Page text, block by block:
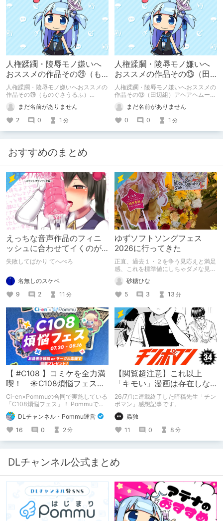
人権蹂躙・陵辱モノ嫌いへ
おススメの作品その㉙（も
のぐさうるふ）Engraved~
人権蹂躙・陵辱モノ嫌いへおススメの
作品その㉙（ものぐさうるふ）
まだ名前がありません
2
0 1 分
人権蹂躙・陵辱モノ嫌いへ
おススメの作品その⑬（田
辺組）アヘアヘムーンR
人権蹂躙・陵辱モノ嫌いへおススメの
作品その⑬（田辺組）アヘアヘムーン
まだ名前がありません
0
0 1 分
おすすめのまとめ
えっちな音声作品のフィニ
ッシュに合わせてイくのが
下手すぎる【失敗した話】
失敗してばかり てへぺろ
名無しのスケベ
9
2 11 分
ゆずソフトソングフェス
2026に行ってきた
正直、過去１・２を争う見応えと満足
感、これを標準値にしちゃダメな見本
砂糖ひな
5
3 13 分
【 #C108 】コミケを全力満
喫！ ☀C108煩悩フェス☀
Pommu版のご案内
Ci-en×Pommuの合同で実施している
「C108煩悩フェス」！ Pommuでの
参加方法について、改めてこちらでも
ご案内いたします！
DLチャンネル・Pommu運営
16
0 2分
【閲覧超注意】これ以上
「キモい」漫画は存在しな
い？チンポマンとかいう
「魂の殺人」の完成形
26/7/1に連載終了した暗稿先生「チン
ポマン」感想記事です。
蟲独
11
0 8 分
DLチャンネル公式まとめ